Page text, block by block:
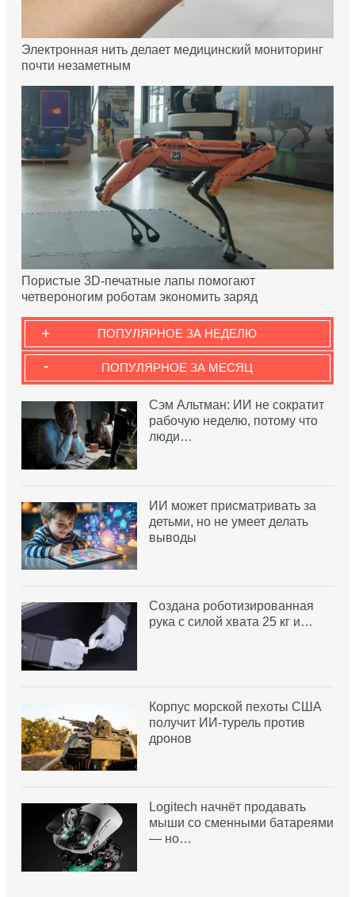
Электронная нить делает медицинский мониторинг
почти незаметным
Пористые 3D-печатные лапы помогают
четвероногим роботам экономить заряд
ПОПУЛЯРНОЕ ЗА НЕДЕЛЮ
+
ПОПУЛЯРНОЕ ЗА МЕСЯЦ
-
Сэм Альтман: ИИ не сократит
рабочую неделю, потому что
люди…
ИИ может присматривать за
детьми, но не умеет делать
выводы
Создана роботизированная
рука с силой хвата 25 кг и…
Корпус морской пехоты США
получит ИИ-турель против
дронов
Logitech начнёт продавать
мыши со сменными батареями
— но…